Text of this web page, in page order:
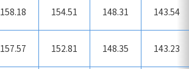
158.18 154.51 148.31 143.54
157.57 152.81 148.35 143.23